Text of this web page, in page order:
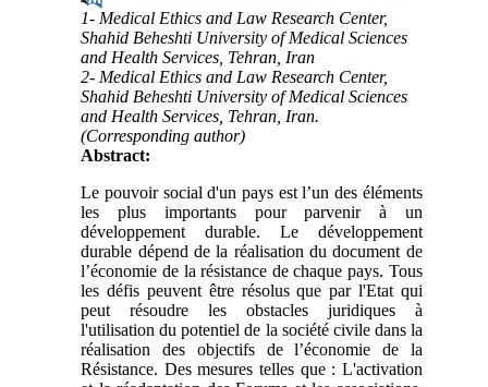
1- Medical Ethics and Law Research Center,
Shahid Beheshti University of Medical Sciences
and Health Services, Tehran, Iran
2- Medical Ethics and Law Research Center,
Shahid Beheshti University of Medical Sciences
and Health Services, Tehran, Iran.
(Corresponding author)
Abstract:
Le pouvoir social d'un pays est l’un des éléments
les plus importants pour parvenir à un
développement durable. Le développement
durable dépend de la réalisation du document de
l’économie de la résistance de chaque pays. Tous
les défis peuvent être résolus que par l'Etat qui
peut résoudre les obstacles juridiques à
l'utilisation du potentiel de la société civile dans la
réalisation des objectifs de l’économie de la
Résistance. Des mesures telles que : L'activation